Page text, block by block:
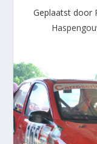
Geplaatst door